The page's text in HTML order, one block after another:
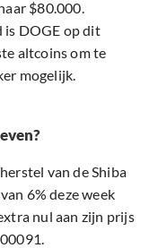
$80.000.
is DOGE op dit
altcoins om te
mogelijk.
van de Shiba
6% deze week
nul aan zijn prijs